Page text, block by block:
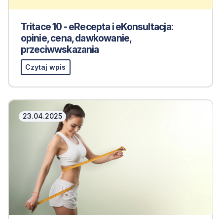
Tritace 10 - eRecepta i eKonsultacja:
opinie, cena, dawkowanie,
przeciwwskazania
Czytaj wpis
23.04.2025